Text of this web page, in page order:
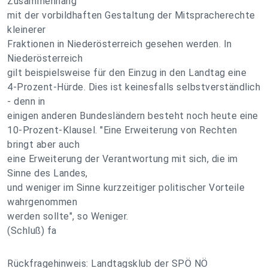
mit der vorbildhaften Gestaltung der Mitspracherechte
kleinerer
Fraktionen in Niederösterreich gesehen werden. In
Niederösterreich
gilt beispielsweise für den Einzug in den Landtag eine
4-Prozent-Hürde. Dies ist keinesfalls selbstverständlich
- denn in
einigen anderen Bundesländern besteht noch heute eine
10-Prozent-Klausel. "Eine Erweiterung von Rechten
bringt aber auch
eine Erweiterung der Verantwortung mit sich, die im
Sinne des Landes,
und weniger im Sinne kurzzeitiger politischer Vorteile
wahrgenommen
werden sollte", so Weniger.
(Schluß) fa
Rückfragehinweis: Landtagsklub der SPÖ NÖ